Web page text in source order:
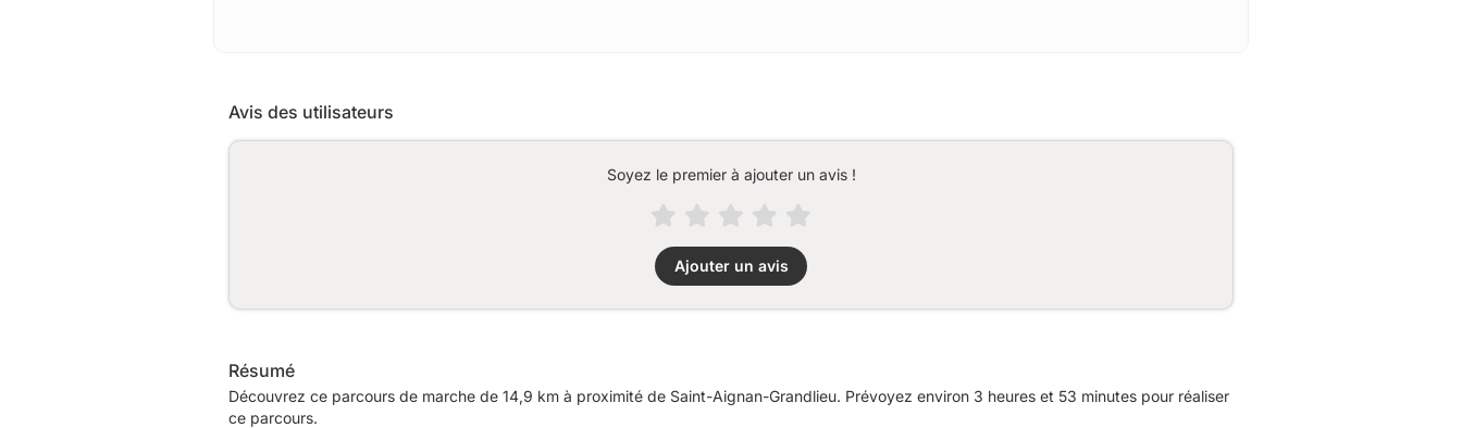
Avis des utilisateurs
Soyez le premier à ajouter un avis !
Ajouter un avis
Résumé
Découvrez ce parcours de marche de 14,9 km à proximité de Saint-Aignan-Grandlieu. Prévoyez environ 3 heures et 53 minutes pour réaliser
ce parcours.